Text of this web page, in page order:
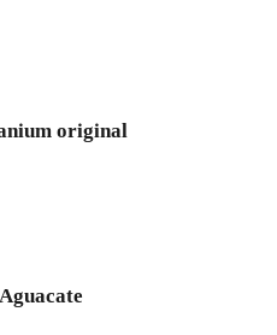
original